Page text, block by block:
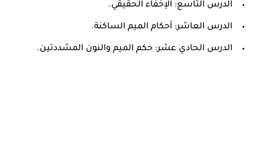
الدرس التاسع: الإخفاء الحقيقي.
الدرس العاشر: أحكام الميم الساكنة.
الدرس الحادي عشر: حكم الميم والنون المشددتين.